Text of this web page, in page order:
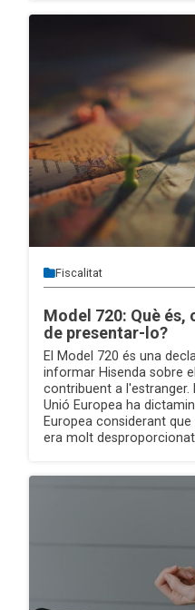
Fiscalitat
Model 720: Què
de presentar-lo?
El Model 720 és una
informar Hisenda sobre
contribuent a l'estranger.
Unió Europea ha
Europea considerant
era molt